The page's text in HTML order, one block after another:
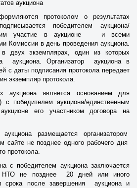
аукциона
протоколом о результатах
победителем аукциона/
участие в аукционе и всеми
Комиссии в день проведения аукциона.
в двух экземплярах, один из которых
аукциона. Организатор аукциона в
с даты подписания протокола передает
экземпляр протокола.
аукциона является основанием для
с победителем аукциона/единственным
его участником договора на
размещается организатором
сайте не позднее одного рабочего дня
протокола.
с победителем аукциона заключается
НТО не позднее 20 дней или иного
срока после завершения аукциона и